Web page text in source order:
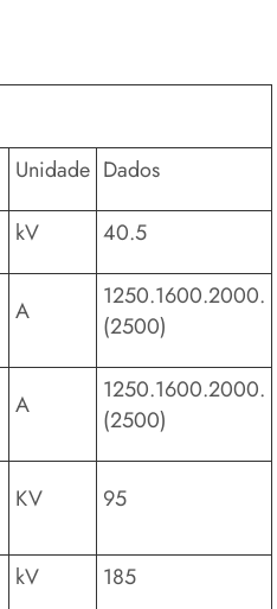
Unidade Dados
kV 40.5
A
1250.1600.2000.
(2500)
A
1250.1600.2000.
(2500)
KV 95
kV 185